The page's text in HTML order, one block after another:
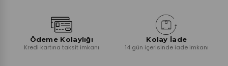
Ödeme Kolaylığı
Kredi kartına taksit imkanı
Kolay İade
14 gün içerisinde iade imkanı